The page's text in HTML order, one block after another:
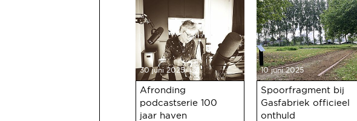
30 juni 2025
Afronding
podcastserie 100
jaar haven
10 juni 2025
Spoorfragment bij
Gasfabriek officieel
onthuld